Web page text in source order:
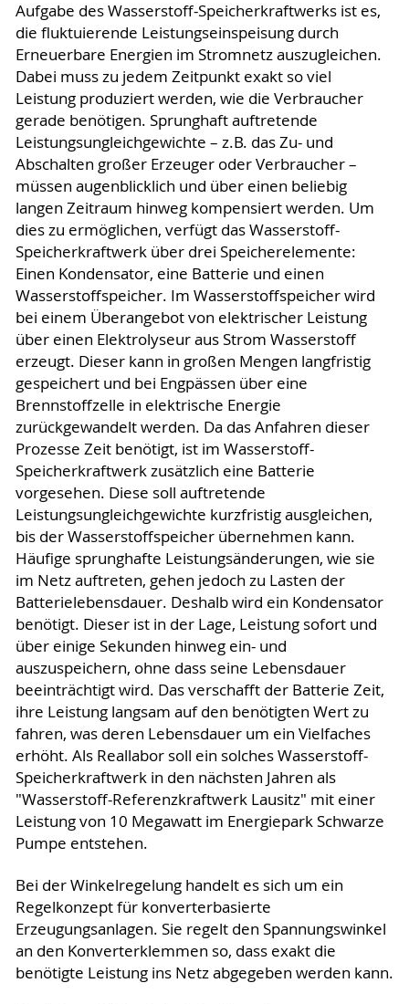
Aufgabe des Wasserstoff-Speicherkraftwerks ist es,
die fluktuierende Leistungseinspeisung durch
Erneuerbare Energien im Stromnetz auszugleichen.
Dabei muss zu jedem Zeitpunkt exakt so viel
Leistung produziert werden, wie die Verbraucher
gerade benötigen. Sprunghaft auftretende
Leistungsungleichgewichte – z.B. das Zu- und
Abschalten großer Erzeuger oder Verbraucher –
müssen augenblicklich und über einen beliebig
langen Zeitraum hinweg kompensiert werden. Um
dies zu ermöglichen, verfügt das Wasserstoff-
Speicherkraftwerk über drei Speicherelemente:
Einen Kondensator, eine Batterie und einen
Wasserstoffspeicher. Im Wasserstoffspeicher wird
bei einem Überangebot von elektrischer Leistung
über einen Elektrolyseur aus Strom Wasserstoff
erzeugt. Dieser kann in großen Mengen langfristig
gespeichert und bei Engpässen über eine
Brennstoffzelle in elektrische Energie
zurückgewandelt werden. Da das Anfahren dieser
Prozesse Zeit benötigt, ist im Wasserstoff-
Speicherkraftwerk zusätzlich eine Batterie
vorgesehen. Diese soll auftretende
Leistungsungleichgewichte kurzfristig ausgleichen,
bis der Wasserstoffspeicher übernehmen kann.
Häufige sprunghafte Leistungsänderungen, wie sie
im Netz auftreten, gehen jedoch zu Lasten der
Batterielebensdauer. Deshalb wird ein Kondensator
benötigt. Dieser ist in der Lage, Leistung sofort und
über einige Sekunden hinweg ein- und
auszuspeichern, ohne dass seine Lebensdauer
beeinträchtigt wird. Das verschafft der Batterie Zeit,
ihre Leistung langsam auf den benötigten Wert zu
fahren, was deren Lebensdauer um ein Vielfaches
erhöht. Als Reallabor soll ein solches Wasserstoff-
Speicherkraftwerk in den nächsten Jahren als
"Wasserstoff-Referenzkraftwerk Lausitz" mit einer
Leistung von 10 Megawatt im Energiepark Schwarze
Pumpe entstehen.
Bei der Winkelregelung handelt es sich um ein
Regelkonzept für konverterbasierte
Erzeugungsanlagen. Sie regelt den Spannungswinkel
an den Konverterklemmen so, dass exakt die
benötigte Leistung ins Netz abgegeben werden kann.